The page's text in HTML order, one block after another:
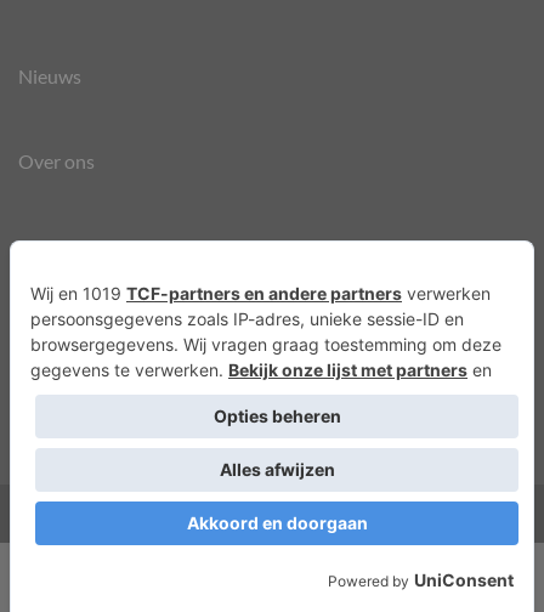
Nieuws
Over ons
Agenda
Privacyverklaring